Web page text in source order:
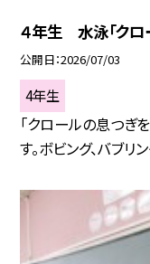
４年生 水泳「クロ
公開日 2026/07/03
4年生
「クロールの息つぎ
す。ボビング、バブリ